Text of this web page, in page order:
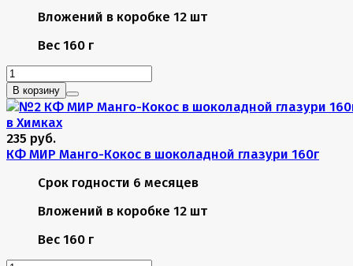
Вложений в коробке 12 шт
Вес 160 г
В корзину
235 руб.
КФ МИР Манго-Кокос в шоколадной глазури 160г
Срок годности 6 месяцев
Вложений в коробке 12 шт
Вес 160 г